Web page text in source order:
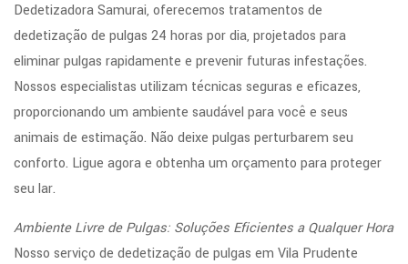
Dedetizadora Samurai, oferecemos tratamentos de
dedetização de pulgas 24 horas por dia, projetados para
eliminar pulgas rapidamente e prevenir futuras infestações.
Nossos especialistas utilizam técnicas seguras e eficazes,
proporcionando um ambiente saudável para você e seus
animais de estimação. Não deixe pulgas perturbarem seu
conforto. Ligue agora e obtenha um orçamento para proteger
seu lar.
Ambiente Livre de Pulgas: Soluções Eficientes a Qualquer Hora
Nosso serviço de dedetização de pulgas em Vila Prudente